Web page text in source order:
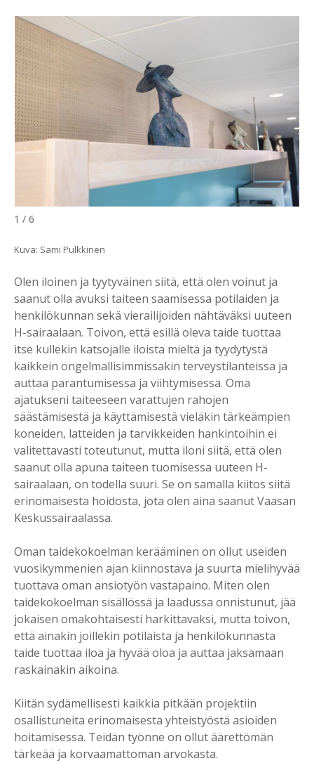
1 / 6
Kuva: Sami Pulkkinen
Olen iloinen ja tyytyväinen siitä, että olen voinut ja
saanut olla avuksi taiteen saamisessa potilaiden ja
henkilökunnan sekä vierailijoiden nähtäväksi uuteen
H-sairaalaan. Toivon, että esillä oleva taide tuottaa
itse kullekin katsojalle iloista mieltä ja tyydytystä
kaikkein ongelmallisimmissakin terveystilanteissa ja
auttaa parantumisessa ja viihtymisessä. Oma
ajatukseni taiteeseen varattujen rahojen
säästämisestä ja käyttämisestä vieläkin tärkeämpien
koneiden, latteiden ja tarvikkeiden hankintoihin ei
valitettavasti toteutunut, mutta iloni siitä, että olen
saanut olla apuna taiteen tuomisessa uuteen H-
sairaalaan, on todella suuri. Se on samalla kiitos siitä
erinomaisesta hoidosta, jota olen aina saanut Vaasan
Keskussairaalassa.
Oman taidekokoelman kerääminen on ollut useiden
vuosikymmenien ajan kiinnostava ja suurta mielihyvää
tuottava oman ansiotyön vastapaino. Miten olen
taidekokoelman sisällössä ja laadussa onnistunut, jää
jokaisen omakohtaisesti harkittavaksi, mutta toivon,
että ainakin joillekin potilaista ja henkilökunnasta
taide tuottaa iloa ja hyvää oloa ja auttaa jaksamaan
raskainakin aikoina.
Kiitän sydämellisesti kaikkia pitkään projektiin
osallistuneita erinomaisesta yhteistyöstä asioiden
hoitamisessa. Teidän työnne on ollut äärettömän
tärkeää ja korvaamattoman arvokasta.